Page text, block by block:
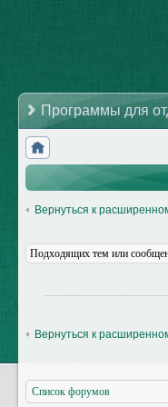
Программы для
Вернуться к
Подходящих тем или
Вернуться к
Список форумов